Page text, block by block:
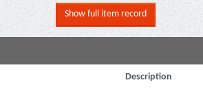
Show full item record
Description